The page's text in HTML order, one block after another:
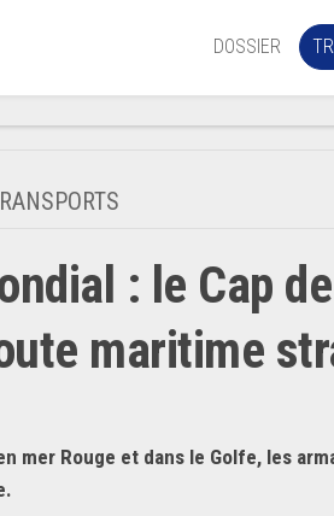
DOSSIER
: le Cap
maritime
mer Rouge et dans le Golfe, les